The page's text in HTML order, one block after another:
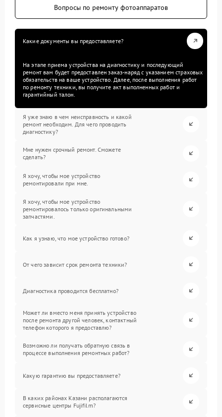
Вопросы по ремонту фотоаппаратов
Какие документы вы предоставляете?
На этапе приема устройства на диагностику и последующий
ремонт вам будет предоставлен заказ-наряд с указанием страховых
обязательств на ваше устройство. Далее, после выполнения работ
по ремонту техники, вы получите акт выполненных работ и
гарантийный талон.
Я уже знаю в чем неисправность и какой
ремонт необходим. Для чего проводить
диагностику?
Мне нужен срочный ремонт. Сможете
сделать?
Я хочу, чтобы мое устройство
ремонтировали при мне.
Я хочу, чтобы мое устройство
ремонтировалось только оригинальными
запчастями.
Как я узнаю, что мое устройство готово?
От чего зависит срок ремонта техники?
Диагностика проводится бесплатно?
Может ли вместо меня принять устройство
после ремонта другой человек, контактный
телефон которого я предоставлю?
Возможно ли получать обратную связь в
процессе выполнения ремонтных работ?
Какую гарантию вы предоставляете?
В каких районах Казани располагаются
сервисные центры Fujifilm?